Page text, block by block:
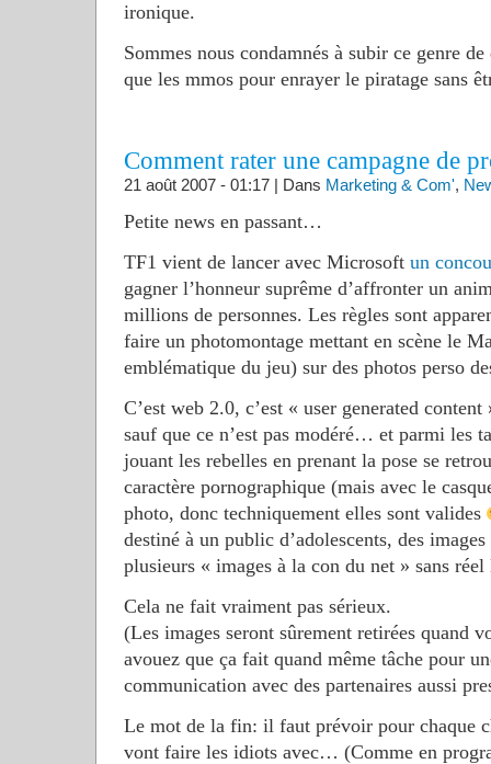
ironique.
Sommes nous condamnés à subir ce genre
que les mmos pour enrayer le piratage sans
Comment rater une campagne de
21 août 2007 - 01:17 | Dans Marketing & Com',
Petite news en passant…
TF1 vient de lancer avec Microsoft un
gagner l’honneur suprême d’affronter un
millions de personnes. Les règles sont
faire un photomontage mettant en scène le
emblématique du jeu) sur des photos perso
C’est web 2.0, c’est « user generated
sauf que ce n’est pas modéré… et parmi les
jouant les rebelles en prenant la pose se
caractère pornographique (mais avec le
photo, donc techniquement elles sont valides
destiné à un public d’adolescents, des
plusieurs « images à la con du net » sans
Cela ne fait vraiment pas sérieux.
(Les images seront sûrement retirées quand
avouez que ça fait quand même tâche pour
communication avec des partenaires aussi
Le mot de la fin: il faut prévoir pour chaque
vont faire les idiots avec… (Comme en